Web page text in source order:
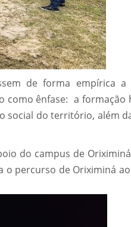
de forma empírica
como ênfase: a
social do território, além
do campus de
percurso de Oriximiná